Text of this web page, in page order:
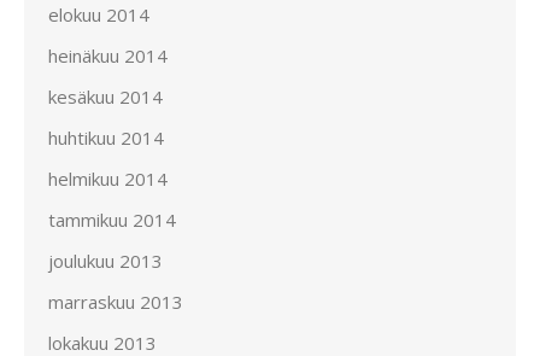
elokuu 2014
heinäkuu 2014
kesäkuu 2014
huhtikuu 2014
helmikuu 2014
tammikuu 2014
joulukuu 2013
marraskuu 2013
lokakuu 2013